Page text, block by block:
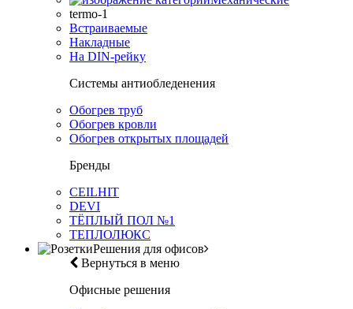
termo-1
Встраиваемые
Накладные
На DIN-рейку
Системы антиобледенения
Обогрев труб
Обогрев кровли
Обогрев открытых площадей
Бренды
CEILHIT
DEVI
ТЁПЛЫЙ ПОЛ №1
ТЕПЛОЛЮКС
Решения для офисов
Вернуться в меню
Офисные решения